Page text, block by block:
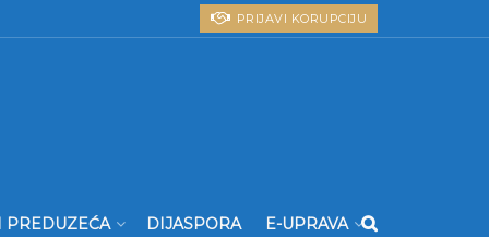
PRIJAVI KORUPCIJU
PREDUZEĆA DIJASPORA E-UPRAVA